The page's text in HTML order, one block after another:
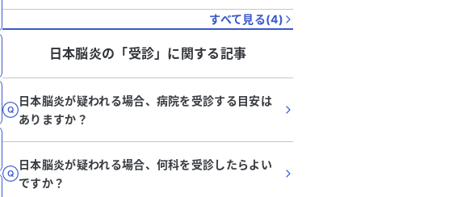
すべて見る(4)
日本脳炎の「受診」に関する記事
日本脳炎が疑われる場合、病院を受診する目安は
ありますか？
日本脳炎が疑われる場合、何科を受診したらよい
ですか？